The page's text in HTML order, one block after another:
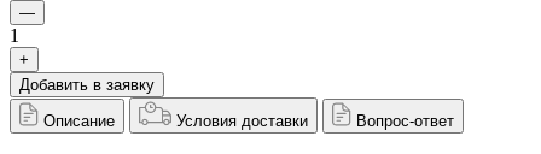
—
1
+
Добавить в заявку
Описание
Условия доставки Вопрос-ответ